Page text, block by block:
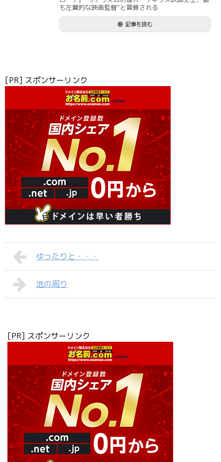
も左翼的な映画監督”と賞賛される
記事を読む
[PR] スポンサーリンク
ゆったりと・・・
池の周り
[PR] スポンサーリンク